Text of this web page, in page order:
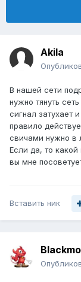
Akila
В нашей сети
нужно тянуть
сигнал затухает
правило
свичами нужно в
Если да, то
вы мне
Вставить ник